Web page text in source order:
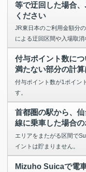
等で迂回した場合
ください
JR東日本のご利用金額分
による迂回区間や入場取
付与ポイント数に
満たない部分の計
付与ポイント数が1ポイン
す。
首都圏の駅から、
線に乗車した場合の
エリアをまたがる区間で
イントは貯まりません。
Mizuho Suicaで電